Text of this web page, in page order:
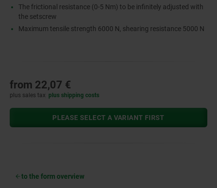
The frictional resistance (0-5 Nm) to be infinitely adjusted with
the setscrew
Maximum tensile strength 6000 N, shearing resistance 5000 N
from 22,07 €
plus sales tax plus shipping costs
PLEASE SELECT A VARIANT FIRST
to the form overview